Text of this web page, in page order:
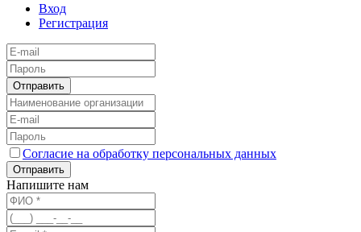
Вход
Регистрация
Отправить
Согласие на обработку персональных данных
Отправить
Напишите нам